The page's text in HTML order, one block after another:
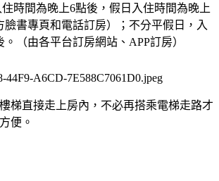
時間為晚上6點後，假日入住時間為晚上
臉書專頁和電話訂房）；不分平假日，入
（由各平台訂房網站、APP訂房）
梯直接走上房內，不必再搭乘電梯走路才
便。